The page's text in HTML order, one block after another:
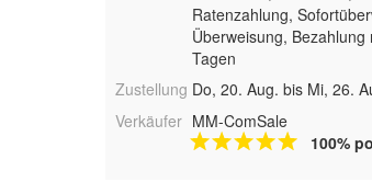
Ratenzahlung,
Überweisung, Bezahlung
Tagen
Zustellung Do, 20. Aug. bis Mi, 26.
Verkäufer MM-ComSale
100%